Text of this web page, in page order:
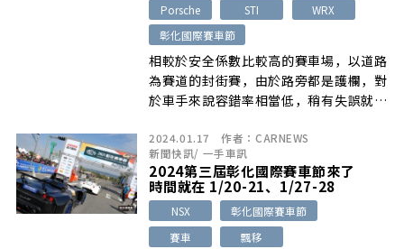
Porsche
STI
WRX
彰化國際賽車節
相較於安全係數比較高的賽車場，以道路
為賽道的封街賽，由於路旁都是護欄，對
於車手來說容錯率相當低，稍有失誤就可
2024.01.17 作者： CARNEWS
新聞快訊/ 一手車訊
2024第三屆彰化國際賽車節來了
時間就在 1/20-21、1/27-28
NSX
彰化國際賽車節
賽車
飄移